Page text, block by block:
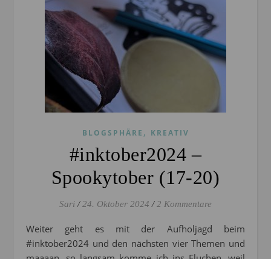
BLOGSPHÄRE , KREATIV
#inktober2024 –
Spookytober (17-20)
Sari / 24. Oktober 2024 / 2 Kommentare
Weiter geht es mit der Aufholjagd beim
#inktober2024 und den nächsten vier Themen und